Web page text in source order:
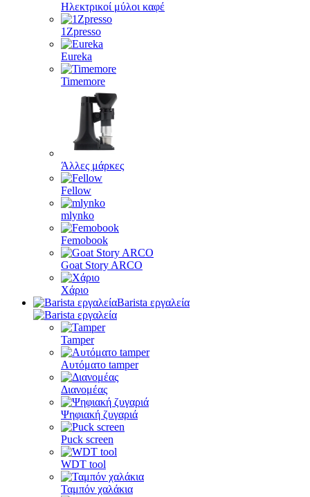
Ηλεκτρικοί μύλοι καφέ
1Zpresso
Eureka
Timemore
Άλλες μάρκες
Fellow
mlynko
Femobook
Goat Story ARCO
Χάριο
Barista εργαλεία
Tamper
Αυτόματο tamper
Διανομέας
Ψηφιακή ζυγαριά
Puck screen
WDT tool
Ταμπόν χαλάκια